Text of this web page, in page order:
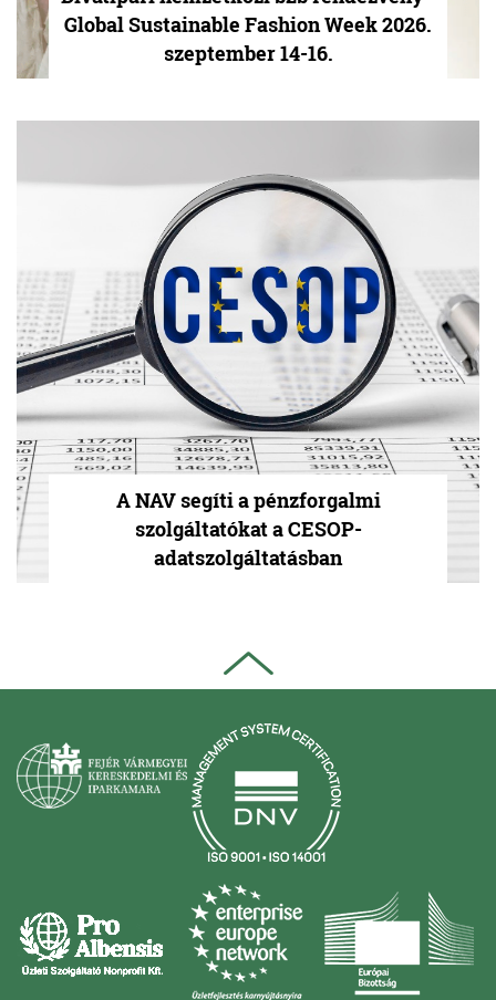
Global Sustainable Fashion Week 2026.
szeptember 14-16.
A NAV segíti a pénzforgalmi
szolgáltatókat a CESOP-
adatszolgáltatásban